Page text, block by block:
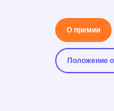
О премии
Положение